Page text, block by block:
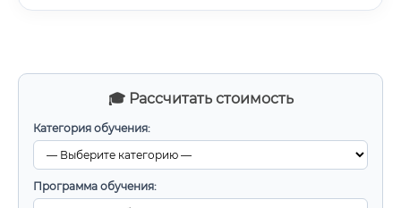
🎓 Рассчитать стоимость
Категория обучения:
Программа обучения: